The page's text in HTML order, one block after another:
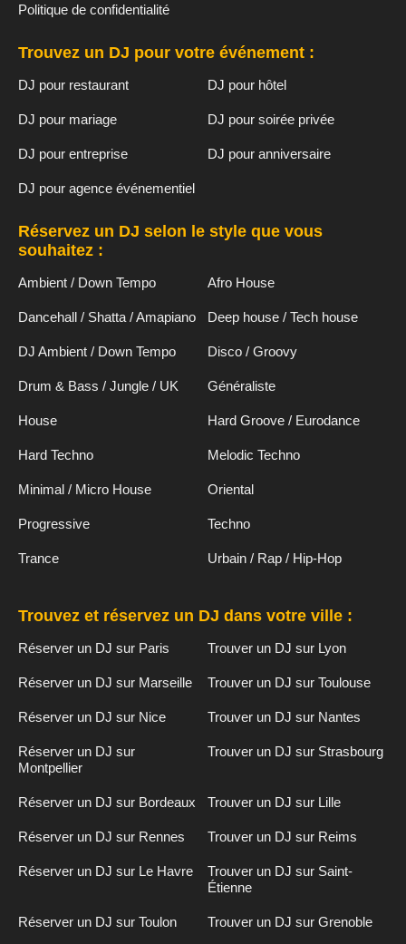
Politique de confidentialité
Trouvez un DJ pour votre événement :
DJ pour restaurant DJ pour hôtel
DJ pour mariage DJ pour soirée privée
DJ pour entreprise DJ pour anniversaire
DJ pour agence événementiel
Réservez un DJ selon le style que vous
souhaitez :
Ambient / Down Tempo Afro House
Dancehall / Shatta / Amapiano Deep house / Tech house
DJ Ambient / Down Tempo Disco / Groovy
Drum & Bass / Jungle / UK Généraliste
House Hard Groove / Eurodance
Hard Techno Melodic Techno
Minimal / Micro House Oriental
Progressive Techno
Trance Urbain / Rap / Hip-Hop
Trouvez et réservez un DJ dans votre ville :
Réserver un DJ sur Paris Trouver un DJ sur Lyon
Réserver un DJ sur Marseille Trouver un DJ sur Toulouse
Réserver un DJ sur Nice Trouver un DJ sur Nantes
Réserver un DJ sur
Montpellier
Trouver un DJ sur Strasbourg
Réserver un DJ sur Bordeaux Trouver un DJ sur Lille
Réserver un DJ sur Rennes Trouver un DJ sur Reims
Réserver un DJ sur Le Havre
Trouver un DJ sur Saint-
Étienne
Réserver un DJ sur Toulon Trouver un DJ sur Grenoble